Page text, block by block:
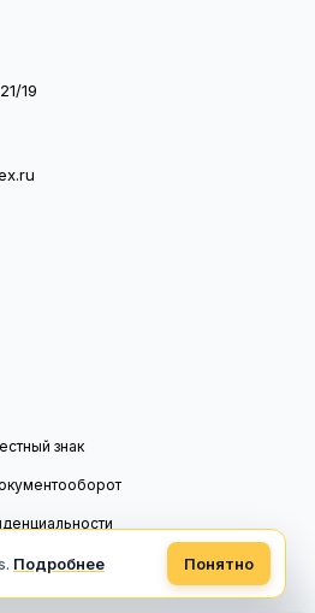
19
знак
персональных данных
Подробнее Понятно